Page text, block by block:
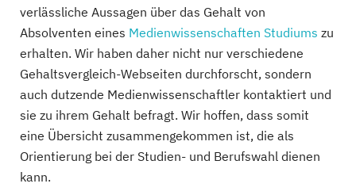
verlässliche Aussagen über das Gehalt von
Absolventen eines Medienwissenschaften Studiums zu
erhalten. Wir haben daher nicht nur verschiedene
Gehaltsvergleich-Webseiten durchforscht, sondern
auch dutzende Medienwissenschaftler kontaktiert und
sie zu ihrem Gehalt befragt. Wir hoffen, dass somit
eine Übersicht zusammengekommen ist, die als
Orientierung bei der Studien- und Berufswahl dienen
kann.